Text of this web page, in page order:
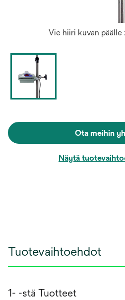
Vie hiiri kuvan päälle
Ota meihin
Näytä
Tuotevaihtoehdot
1- -stä Tuotteet